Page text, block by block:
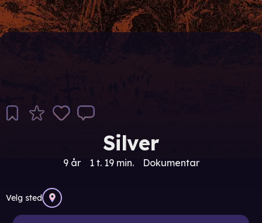
Silver
9 år 1 t. 19 min. Dokumentar
Velg sted